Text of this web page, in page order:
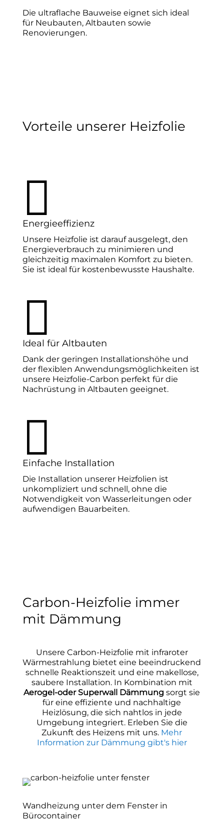
Die ultraflache Bauweise eignet sich ideal
für Neubauten, Altbauten sowie
Renovierungen.
Vorteile unserer Heizfolie

Energieeffizienz
Unsere Heizfolie ist darauf ausgelegt, den
Energieverbrauch zu minimieren und
gleichzeitig maximalen Komfort zu bieten.
Sie ist ideal für kostenbewusste Haushalte.

Ideal für Altbauten
Dank der geringen Installationshöhe und
der flexiblen Anwendungsmöglichkeiten ist
unsere Heizfolie-Carbon perfekt für die
Nachrüstung in Altbauten geeignet.

Einfache Installation
Die Installation unserer Heizfolien ist
unkompliziert und schnell, ohne die
Notwendigkeit von Wasserleitungen oder
aufwendigen Bauarbeiten.
Carbon-Heizfolie immer
mit Dämmung
Unsere Carbon-Heizfolie mit infraroter
Wärmestrahlung bietet eine beeindruckend
schnelle Reaktionszeit und eine makellose,
saubere Installation. In Kombination mit
Aerogel-oder Superwall Dämmung sorgt sie
für eine effiziente und nachhaltige
Heizlösung, die sich nahtlos in jede
Umgebung integriert. Erleben Sie die
Zukunft des Heizens mit uns. Mehr
Information zur Dämmung gibt's hier
Wandheizung unter dem Fenster in
Bürocontainer